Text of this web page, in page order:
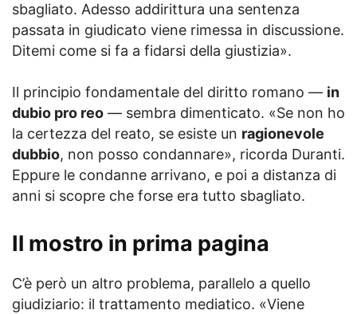
sbagliato. Adesso addirittura una sentenza
passata in giudicato viene rimessa in discussione.
Ditemi come si fa a fidarsi della giustizia».
Il principio fondamentale del diritto romano — in
dubio pro reo — sembra dimenticato. «Se non ho
la certezza del reato, se esiste un ragionevole
dubbio, non posso condannare», ricorda Duranti.
Eppure le condanne arrivano, e poi a distanza di
anni si scopre che forse era tutto sbagliato.
Il mostro in prima pagina
C’è però un altro problema, parallelo a quello
giudiziario: il trattamento mediatico. «Viene